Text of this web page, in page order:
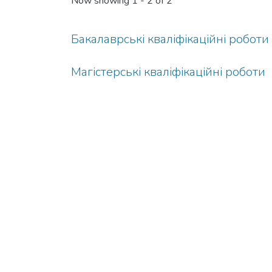
Бакалаврські кваліфікаційні роботи
Магістерські кваліфікаційні роботи